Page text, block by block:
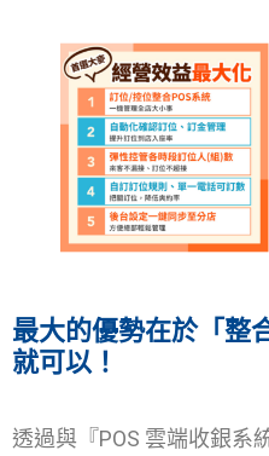
最大的優勢在於「整
就可以！
透過與『POS 雲端收銀系